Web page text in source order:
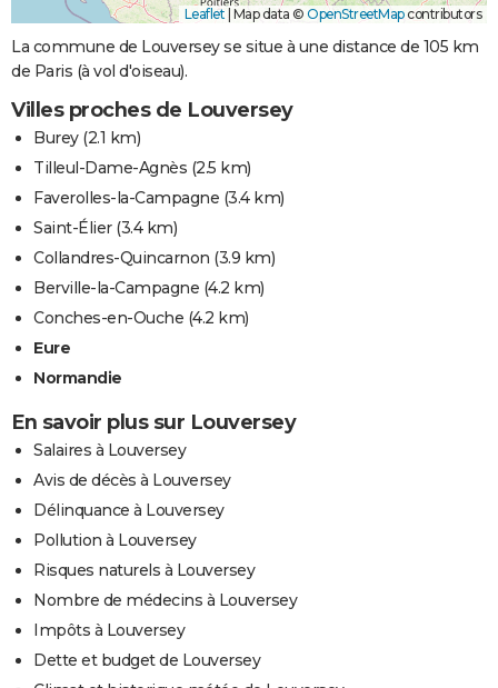
Leaflet Map data © OpenStreetMapcontributors
La commune de Louversey se situe à une distance de 105 km
de Paris (à vol d'oiseau).
Villes proches de Louversey
Burey(2.1 km)
Tilleul-Dame-Agnès (2.5 km)
Faverolles-la-Campagne (3.4 km)
Saint-Élier(3.4 km)
Collandres-Quincarnon (3.9 km)
Berville-la-Campagne (4.2 km)
Conches-en-Ouche (4.2 km)
Eure
Normandie
En savoir plus sur Louversey
Salaires à Louversey
Avis de décès à Louversey
Délinquance à Louversey
Pollution à Louversey
Risques naturels à Louversey
Nombre de médecins à Louversey
Impôts à Louversey
Dette et budget de Louversey